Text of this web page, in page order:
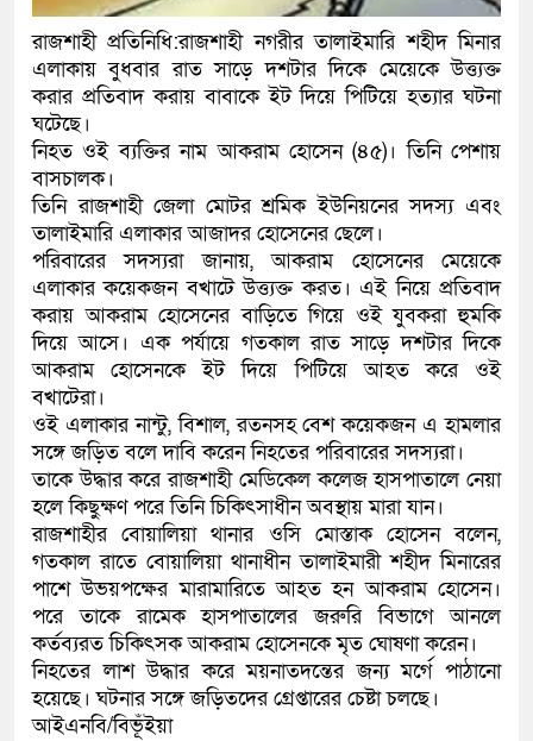
হারুনসহ ১০ জন
রাজশাহী প্রতিনিধি:রাজশাহী নগরীর তালাইমারি শহীদ মিনার
এলাকায় বুধবার রাত সাড়ে দশটার দিকে মেয়েকে উত্ত্যক্ত
করার প্রতিবাদ করায় বাবাকে ইট দিয়ে পিটিয়ে হত্যার ঘটনা
ঘটেছে।
নিহত ওই ব্যক্তির নাম আকরাম হোসেন (৪৫)। তিনি পেশায়
বাসচালক।
তিনি রাজশাহী জেলা মোটর শ্রমিক ইউনিয়নের সদস্য এবং
তালাইমারি এলাকার আজাদর হোসেনের ছেলে।
পরিবারের সদস্যরা জানায়, আকরাম হোসেনের মেয়েকে
এলাকার কয়েকজন বখাটে উত্ত্যক্ত করত। এই নিয়ে প্রতিবাদ
করায় আকরাম হোসেনের বাড়িতে গিয়ে ওই যুবকরা হুমকি
দিয়ে আসে। এক পর্যায়ে গতকাল রাত সাড়ে দশটার দিকে
আকরাম হোসেনকে ইট দিয়ে পিটিয়ে আহত করে ওই
বখাটেরা।
ওই এলাকার নান্টু, বিশাল, রতনসহ বেশ কয়েকজন এ হামলার
সঙ্গে জড়িত বলে দাবি করেন নিহতের পরিবারের সদস্যরা।
তাকে উদ্ধার করে রাজশাহী মেডিকেল কলেজ হাসপাতালে নেয়া
হলে কিছুক্ষণ পরে তিনি চিকিৎসাধীন অবস্থায় মারা যান।
রাজশাহীর বোয়ালিয়া থানার ওসি মোস্তাক হোসেন বলেন,
গতকাল রাতে বোয়ালিয়া থানাধীন তালাইমারী শহীদ মিনারের
পাশে উভয়পক্ষের মারামারিতে আহত হন আকরাম হোসেন।
পরে তাকে রামেক হাসপাতালের জরুরি বিভাগে আনলে
কর্তব্যরত চিকিৎসক আকরাম হোসেনকে মৃত ঘোষণা করেন।
নিহতের লাশ উদ্ধার করে ময়নাতদন্তের জন্য মর্গে পাঠানো
হয়েছে। ঘটনার সঙ্গে জড়িতদের গ্রেপ্তারের চেষ্টা চলছে।
আইএনবি/বিভূঁইয়া